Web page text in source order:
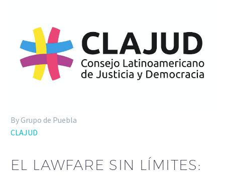
By Grupo de Puebla
CLAJUD
EL LAWFARE SIN LÍMITES: